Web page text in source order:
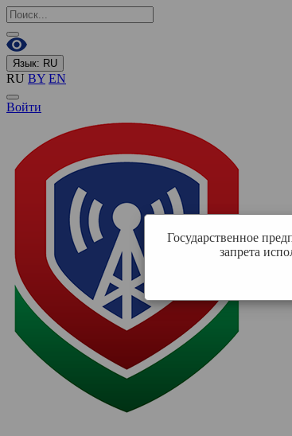
Язык: RU
RU BY EN
Войти
Государственное
запрета